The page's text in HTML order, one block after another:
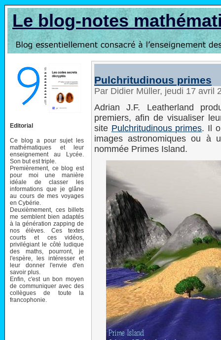
Le blog-notes
Editorial
Ce blog a pour sujet les
mathématiques et leur
enseignement au Lycée.
Son but est triple.
Premièrement, ce blog est
pour moi une manière
idéale de classer les
informations que je glâne
au cours de mes voyages
en Cybérie.
Deuxièmement, ces billets
me semblent bien adaptés
à la génération zapping de
nos élèves. Ces textes
courts et ces vidéos,
privilégiant le côté ludique
des maths, pourront, je
l'espère, les intéresser et
leur donner l'envie d'en
savoir plus.
Enfin, c'est un bon moyen
de communiquer avec des
collègues de toute la
francophonie.
Pulchritudinous primes
Par Didier Müller, jeudi 17 avril
Adrian J.F. Leatherland
premiers, afin de visualiser
site Pulchritudinous primes. Il
images astronomiques ou
nommée Primes Island.